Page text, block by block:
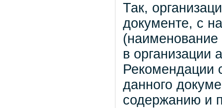
Так,
документе, с
(наименование
в организации
Рекомендации
данного
содержанию и